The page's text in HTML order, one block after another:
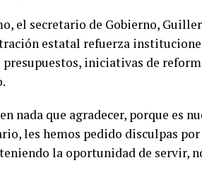
el secretario de Gobierno,
estatal refuerza
presupuestos, iniciativas de
nada que agradecer, porque es
les hemos pedido disculpas
la oportunidad de servir,